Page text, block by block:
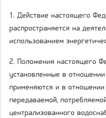
1. Действие настоящего
распространяется на
использованием
2. Положения настоящего
установленные в отношении
применяются и в
передаваемой,
централизованного